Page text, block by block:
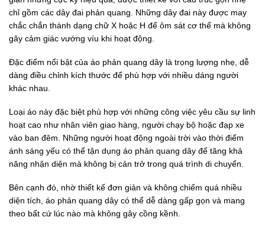
chỉ gồm các dây đai phản quang. Những dây đai này được may
chắc chắn thành dạng chữ X hoặc H để ôm sát cơ thể mà không
gây cảm giác vướng víu khi hoạt động.
Đặc điểm nổi bật của áo phản quang dây là trọng lượng nhẹ, dễ
dàng điều chỉnh kích thước để phù hợp với nhiều dáng người
khác nhau.
Loại áo này đặc biệt phù hợp với những công việc yêu cầu sự linh
hoạt cao như nhân viên giao hàng, người chạy bộ hoặc đạp xe
vào ban đêm. Những người hoạt động ngoài trời vào thời điểm
ánh sáng yếu có thể tận dụng áo phản quang dây để tăng khả
năng nhận diện mà không bị cản trở trong quá trình di chuyển.
Bên cạnh đó, nhờ thiết kế đơn giản và không chiếm quá nhiều
diện tích, áo phản quang dây có thể dễ dàng gấp gọn và mang
theo bất cứ lúc nào mà không gây cồng kềnh.